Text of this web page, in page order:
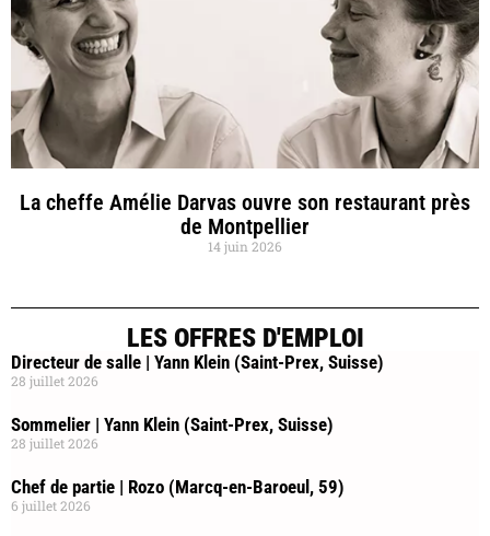
La cheffe Amélie Darvas ouvre son restaurant près
de Montpellier
14 juin 2026
LES OFFRES D'EMPLOI
Directeur de salle | Yann Klein (Saint-Prex, Suisse)
28 juillet 2026
Sommelier | Yann Klein (Saint-Prex, Suisse)
28 juillet 2026
Chef de partie | Rozo (Marcq-en-Baroeul, 59)
6 juillet 2026